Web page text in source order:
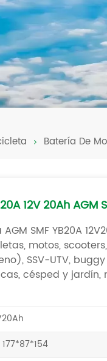
Batería De
12V 20Ah AGM
SMF YB20A
motos,
SSV-UTV,
césped y jardín,
177*87*154